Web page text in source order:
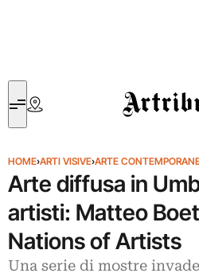
Artribune
HOME›ARTI VISIVE›ARTE
Arte diffusa in
artisti: Matteo
Nations of Artists
Una serie di mostre